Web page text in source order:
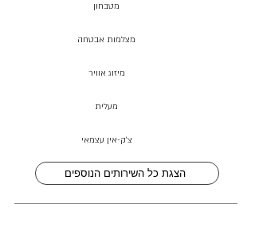
מטבחון
מצלמות אבטחה
מיזוג אוויר
מעלית
צ׳ק-אין עצמאי
הצגת כל השירותים הנוספים